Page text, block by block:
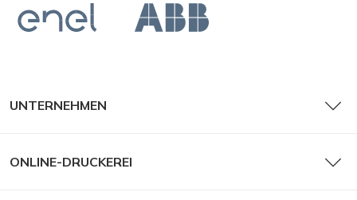
UNTERNEHMEN
ONLINE-DRUCKEREI